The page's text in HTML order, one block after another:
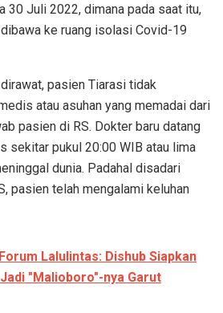
30 Juli 2022, dimana pada saat itu,
ke ruang isolasi Covid-19
pasien Tiarasi tidak
atau asuhan yang memadai dari
pasien di RS. Dokter baru datang
sekitar pukul 20:00 WIB atau lima
dunia. Padahal disadari
pasien telah mengalami keluhan
Lalulintas: Dishub Siapkan
"Malioboro"-nya Garut